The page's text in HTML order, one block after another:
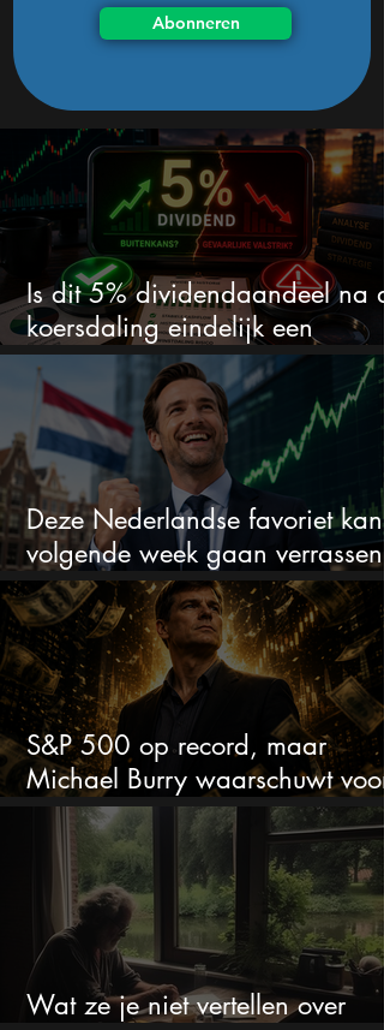
Abonneren
Is dit 5% dividendaandeel na
koersdaling eindelijk een
koopkans?
Deze Nederlandse favoriet kan
volgende week gaan verrassen
met de kwartaalcijfers
S&P 500 op record, maar
Michael Burry waarschuwt voor
crash zoals in 1987
Wat ze je niet vertellen over